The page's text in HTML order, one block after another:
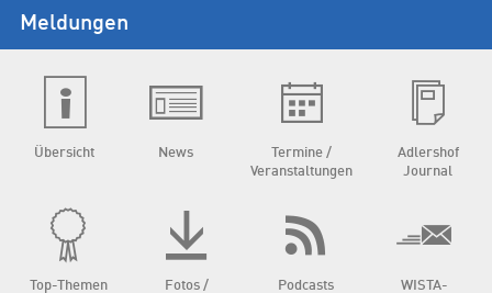
Meldungen
Übersicht News
Termine /
Veranstaltungen
Adlershof
Journal
Top-Themen
Fotos /
Podcasts
WISTA-